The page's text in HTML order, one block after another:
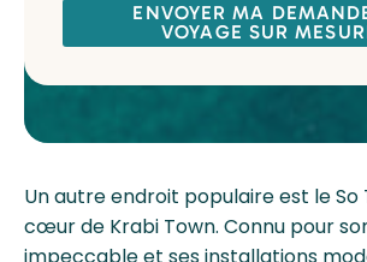
ENVOYER MA
VOYAGE SUR
Un autre endroit populaire est le So
cœur de Krabi Town. Connu pour